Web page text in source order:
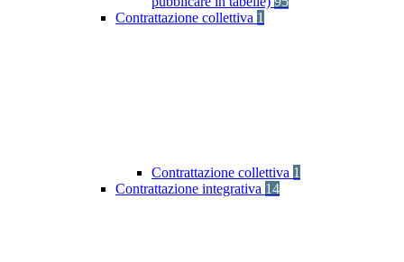
Contrattazione collettiva 1
Contrattazione collettiva 1
Contrattazione integrativa 14